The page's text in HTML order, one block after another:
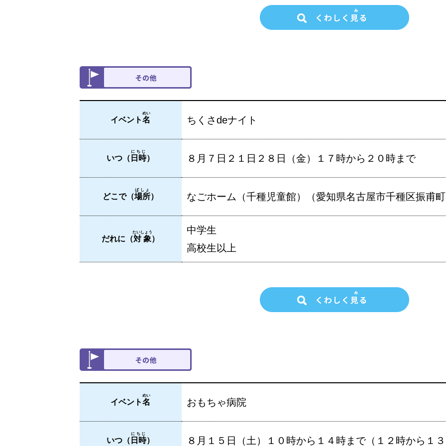
イベント名
めい
ちくさdeナイト
いつ（ 日時
にちじ
） ８月７日２１日２８日（金）１７時から２０時まで
どこで（場所
ばしょ
） なごホーム（千種児童館）（愛知県名古屋市千種区振甫
だれに（対象
たいしょう
）
中学生
高校生以上
イベント名
めい
おもちゃ病院
いつ（ 日時
にちじ
） ８月１５日（土）１０時から１４時まで（１２時から１